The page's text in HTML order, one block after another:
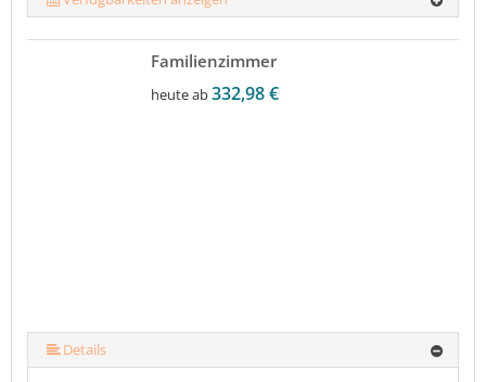
Familienzimmer
heute ab332,98 €
Details